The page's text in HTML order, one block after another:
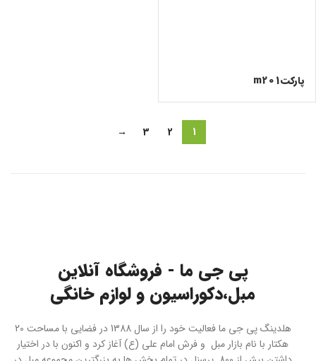
پارکتm201
1
2
3
→
پی جی ما - فروشگاه آنلاین
مبل،دکوراسیون و لوازم خانگی
هلدینگ پی جی ما فعالیت خود را از سال 1388 در فضایی با مساحت 20
هکتار با نام بازار مبل و فرش امام علی (ع) آغاز کرد و اکنون با در اختیار